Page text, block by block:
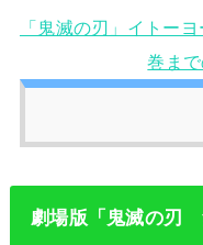
「鬼滅の刃」イトー
巻ま
劇場版「鬼滅の刃